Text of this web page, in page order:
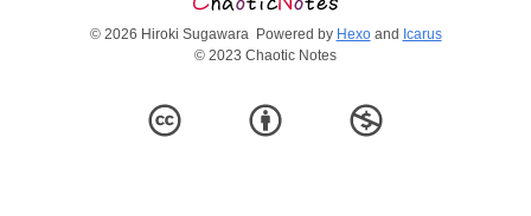
© 2026 Hiroki SugawaraPowered by Hexoand Icarus
© 2023 Chaotic Notes